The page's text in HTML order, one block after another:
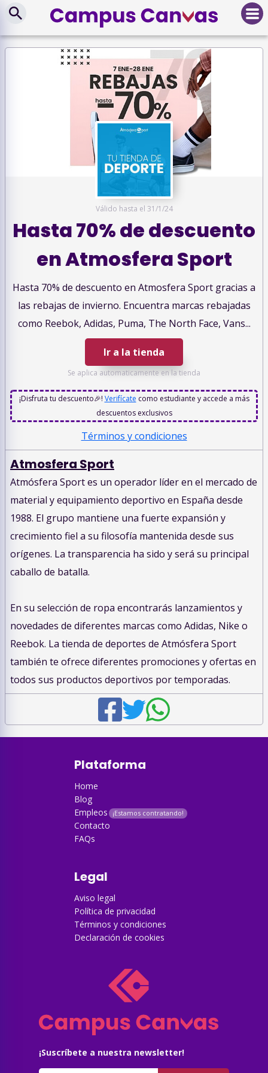
Válido hasta el 31/1/24
Hasta 70% de descuento
en Atmosfera Sport
Hasta 70% de descuento en Atmosfera Sport gracias a
las rebajas de invierno. Encuentra marcas rebajadas
como Reebok, Adidas, Puma, The North Face, Vans...
Ir a la tienda
Se aplica automaticamente en la tienda
¡Disfruta tu descuento🎉! Verifícate como estudiante y accede a más
descuentos exclusivos
Términos y condiciones
Atmosfera Sport
Atmósfera Sport es un operador líder en el mercado de
material y equipamiento deportivo en España desde
1988. El grupo mantiene una fuerte expansión y
crecimiento fiel a su filosofía mantenida desde sus
orígenes. La transparencia ha sido y será su principal
caballo de batalla.
En su selección de ropa encontrarás lanzamientos y
novedades de diferentes marcas como Adidas, Nike o
Reebok. La tienda de deportes de Atmósfera Sport
también te ofrece diferentes promociones y ofertas en
todos sus productos deportivos por temporadas.
¡Suscríbete a nuestra newsletter!
Plataforma
Home
Blog
Empleos
Contacto
FAQs
Legal
Aviso legal
Política de privacidad
Términos y condiciones
Declaración de cookies